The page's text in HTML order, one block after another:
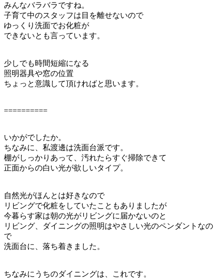
みんなバラバラですね。
子育て中のスタッフは目を離せないので
ゆっくり洗面でお化粧が
できないとも言っています。
少しでも時間短縮になる
照明器具や窓の位置
ちょっと意識して頂ければと思います。
==========
いかがでしたか。
ちなみに、私渡邊は洗面台派です。
棚がしっかりあって、汚れたらすぐ掃除できて
正面からの白い光が欲しいタイプ。
自然光がほんとは好きなので
リビングで化粧をしていたこともありましたが
今暮らす家は朝の光がリビングに届かないのと
リビング、ダイニングの照明はやさしい光のペンダントなの
で
洗面台に、落ち着きました。
ちなみにうちのダイニングは、これです。